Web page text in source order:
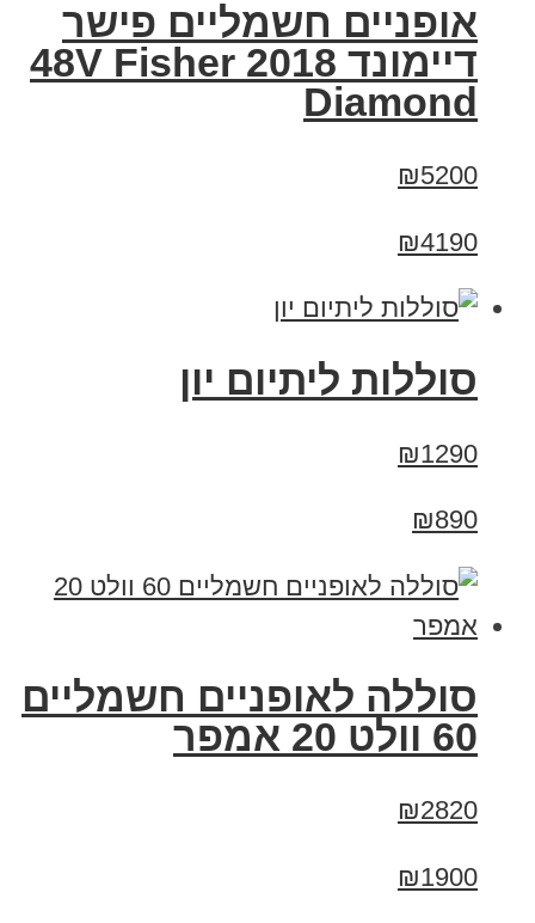
אופניים חשמליים פישר
דיימונד 2018 48V Fisher
Diamond
₪5200
₪4190
סוללות ליתיום יון
₪1290
₪890
סוללה לאופניים חשמליים
60 וולט 20 אמפר
₪2820
₪1900